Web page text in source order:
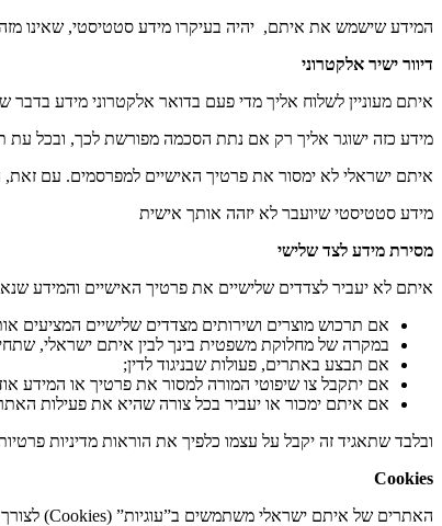
המידע שישמש את איתם, יהיה בעיקרו מידע סטטיסטי, שאינו
דיוור ישיר אלקטרוני
איתם מעוניין לשלוח אליך מדי פעם בדואר אלקטרוני מידע בדבר
מידע כזה ישוגר אליך רק אם נתת הסכמה מפורשת לכך, ובכל עת
איתם ישראלי לא ימסור את פרטיך האישיים למפרסמים. עם
מידע סטטיסטי שיועבר לא יזהה אותך אישית
מסירת מידע לצד שלישי
איתם לא יעביר לצדדים שלישיים את פרטיך האישיים והמידע
אם תרכוש מוצרים ושירותים מצדדים שלישיים
במקרה של מחלוקת משפטית בינך לבין איתם ישראלי,
אם תבצע באתרים, פעולות שבניגוד לדין;
אם יתקבל צו שיפוטי המורה למסור את פרטיך או המידע
אם איתם ימכור או יעביר בכל צורה שהיא את פעילות
ובלבד שתאגיד זה יקבל על עצמו כלפיך את הוראות מדיניות פרטיות
Cookies
האתרים של איתם ישראלי משתמשים ב”עוגיות” (Cookies) לצורך תפעולם השוטף והתקין, ובכלל זה כדי לאסוף נתונים סטטיסטיים אודות השימוש באתר, לאימות פרטים, כדי להתאים את